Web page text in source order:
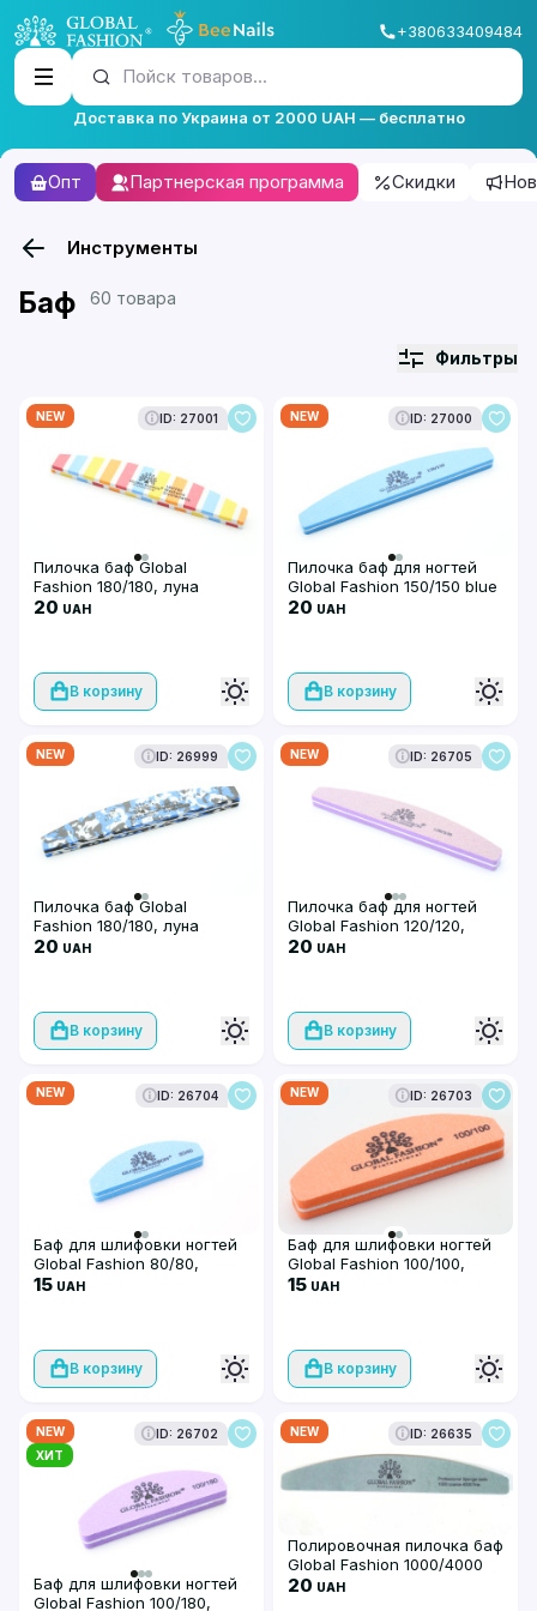
+380633409484
Пойск товаров...
Доставка по Украина от 2000 UAH — бесплатно
Опт Партнерская программа Скидки
Инструменты
Баф 60 товара
Фильтры
NEW ID: 27001
Пилочка баф Global
Fashion 180/180, луна
20 UAH
В корзину
NEW ID: 27000
Пилочка баф для ногтей
Global Fashion 150/150 blue
20 UAH
В корзину
NEW ID: 26999
Пилочка баф Global
Fashion 180/180, луна
20 UAH
В корзину
NEW ID: 26705
Пилочка баф для ногтей
Global Fashion 120/120,
purple
20 UAH
В корзину
NEW ID: 26704
Баф для шлифовки ногтей
Global Fashion 80/80,
синий цвет
15 UAH
В корзину
NEW ID: 26703
Баф для шлифовки ногтей
Global Fashion 100/100,
оранжевый цвет
15 UAH
В корзину
NEW
ХИТ
ID: 26702
Баф для шлифовки ногтей
Global Fashion 100/180,
NEW ID: 26635
Полировочная пилочка баф
Global Fashion 1000/4000
20 UAH